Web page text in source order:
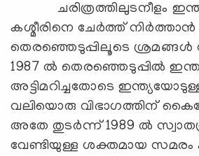
ചരിത്രത്തിലുടനീളം
കശ്മീരിനെ ചേര്‍ത്ത് നിര്‍ത്താന്‍
തെരഞ്ഞെടുപ്പിലൂടെ ശ്രമങ്ങള്‍
1987 ല്‍ തെരഞ്ഞെടുപ്പില്‍
അട്ടിമറിച്ചതോടെ
വലിയൊരു വിഭാഗത്തിന്
അതേ തുടര്‍ന്ന് 1989 ല്‍
വേണ്ടിയുള്ള ശക്തമായ സമരം